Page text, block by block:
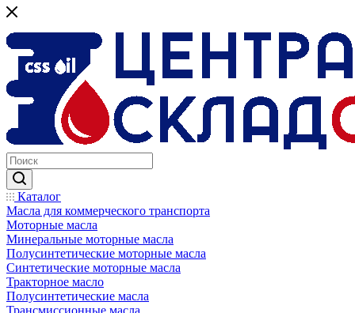
Каталог
Масла для коммерческого транспорта
Моторные масла
Минеральные моторные масла
Полусинтетические моторные масла
Синтетические моторные масла
Тракторное масло
Полусинтетические масла
Трансмиссионные масла